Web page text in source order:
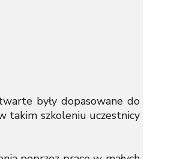
były dopasowane do
takim szkoleniu uczestnicy